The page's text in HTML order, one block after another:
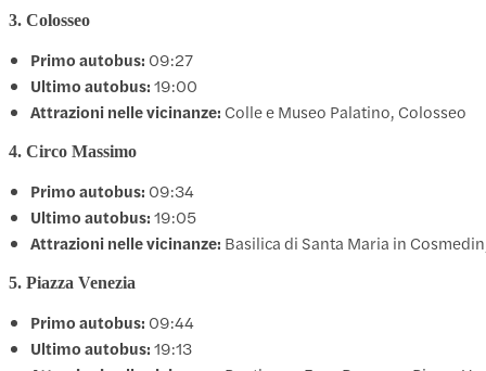
3. Colosseo
Primo autobus: 09:27
Ultimo autobus:19:00
Attrazioni nelle vicinanze: Colle e Museo Palatino, Colosseo
4. Circo Massimo
Primo autobus: 09:34
Ultimo autobus:19:05
Attrazioni nelle vicinanze: Basilica di Santa Maria in
5. Piazza Venezia
Primo autobus: 09:44
Ultimo autobus:19:13